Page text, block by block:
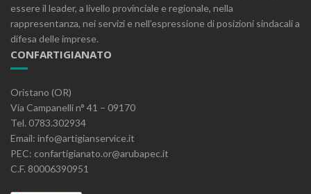
essere il leader, a livello provinciale e regionale, nella
rappresentanza, nei servizi e nell’espressione di posizioni sindacali a
difesa delle imprese.
CONFARTIGIANATO
Oristano (OR)
Via Campanelli n° 41 – 09170
Tel. 0783.302934
Email: info@artigianservice.it
PEC: confartigianato.or@arubapec.it
C.F. 80006390951